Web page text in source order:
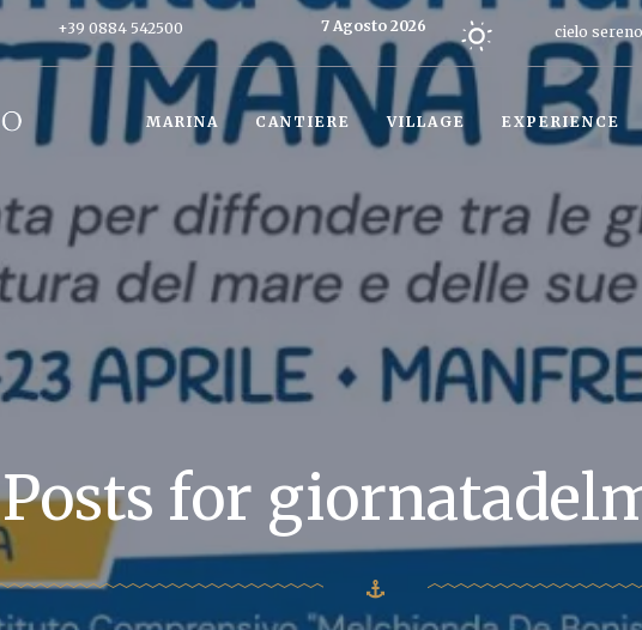
+39 0884 542500 7 Agosto 2026
Oggi
cielo sereno
MARINA CANTIERE VILLAGE EXPERIENCE
Posts for